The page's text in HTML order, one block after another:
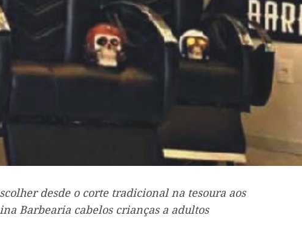
desde o corte tradicional na tesoura aos
Barbearia cabelos crianças a adultos